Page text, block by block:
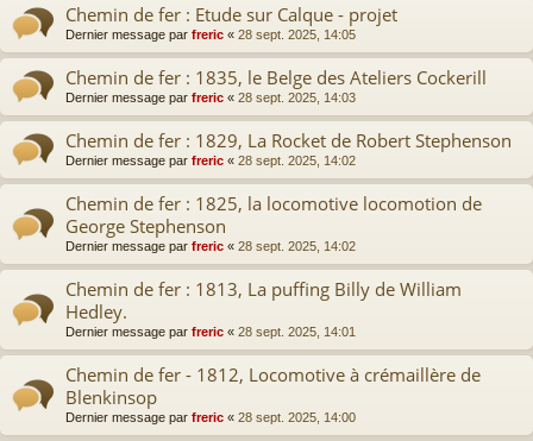
Chemin de fer : Etude sur Calque - projet
Dernier message par freric « 28 sept. 2025, 14:05
Chemin de fer : 1835, le Belge des Ateliers Cockerill
Dernier message par freric « 28 sept. 2025, 14:03
Chemin de fer : 1829, La Rocket de Robert Stephenson
Dernier message par freric « 28 sept. 2025, 14:02
Chemin de fer : 1825, la locomotive locomotion de
George Stephenson
Dernier message par freric « 28 sept. 2025, 14:02
Chemin de fer : 1813, La puffing Billy de William
Hedley.
Dernier message par freric « 28 sept. 2025, 14:01
Chemin de fer - 1812, Locomotive à crémaillère de
Blenkinsop
Dernier message par freric « 28 sept. 2025, 14:00